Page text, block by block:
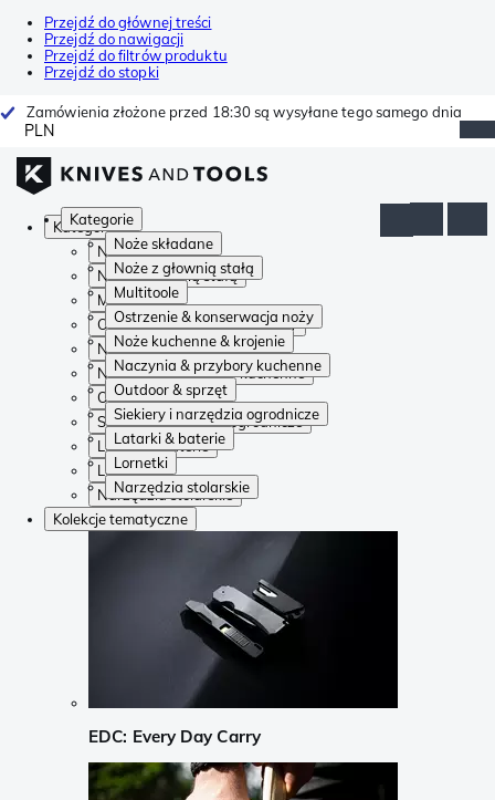
Przejdź do głównej treści
Przejdź do nawigacji
Przejdź do filtrów produktu
Przejdź do stopki
Zamówienia złożone przed 18:30 są wysyłane tego samego dnia
PLN
Kategorie
Noże składane
Noże z głownią stałą
Multitoole
Ostrzenie & konserwacja noży
Noże kuchenne & krojenie
Naczynia & przybory kuchenne
Outdoor & sprzęt
Siekiery i narzędzia ogrodnicze
Latarki & baterie
Lornetki
Narzędzia stolarskie
Kategorie
Noże składane
Noże z głownią stałą
Multitoole
Ostrzenie & konserwacja noży
Noże kuchenne & krojenie
Naczynia & przybory kuchenne
Outdoor & sprzęt
Siekiery i narzędzia ogrodnicze
Latarki & baterie
Lornetki
Narzędzia stolarskie
Kolekcje tematyczne
EDC: Every Day Carry